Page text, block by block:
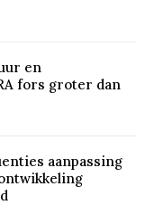
en
fors groter dan
aanpassing